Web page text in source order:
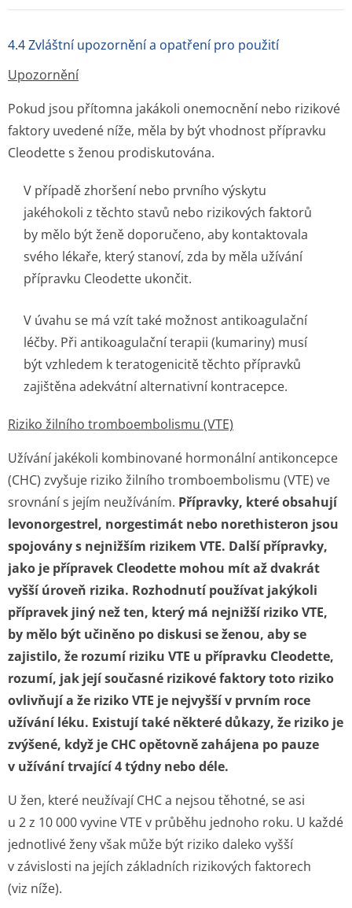
4.4 Zvláštní upozornění a opatření pro použití
Upozornění
Pokud jsou přítomna jakákoli onemocnění nebo rizikové
faktory uvedené níže, měla by být vhodnost přípravku
Cleodette s ženou prodiskutována.
V případě zhoršení nebo prvního výskytu
jakéhokoli z těchto stavů nebo rizikových faktorů
by mělo být ženě doporučeno, aby kontaktovala
svého lékaře, který stanoví, zda by měla užívání
přípravku Cleodette ukončit.
V úvahu se má vzít také možnost antikoagulační
léčby. Při antikoagulační terapii (kumariny) musí
být vzhledem k teratogenicitě těchto přípravků
zajištěna adekvátní alternativní kontracepce.
Riziko žilního tromboembolismu (VTE)
Užívání jakékoli kombinované hormonální antikoncepce
(CHC) zvyšuje riziko žilního tromboembolismu (VTE) ve
srovnání s jejím neužíváním. Přípravky, které obsahují
levonorgestrel, norgestimát nebo norethisteron jsou
spojovány s nejnižším rizikem VTE. Další přípravky,
jako je přípravek Cleodette mohou mít až dvakrát
vyšší úroveň rizika. Rozhodnutí používat jakýkoli
přípravek jiný než ten, který má nejnižší riziko VTE,
by mělo být učiněno po diskusi se ženou, aby se
zajistilo, že rozumí riziku VTE u přípravku Cleodette,
rozumí, jak její současné rizikové faktory toto riziko
ovlivňují a že riziko VTE je nejvyšší v prvním roce
užívání léku. Existují také některé důkazy, že riziko je
zvýšené, když je CHC opětovně zahájena po pauze
v užívání trvající 4 týdny nebo déle.
U žen, které neužívají CHC a nejsou těhotné, se asi
u 2 z 10 000 vyvine VTE v průběhu jednoho roku. U každé
jednotlivé ženy však může být riziko daleko vyšší
v závislosti na jejích základních rizikových faktorech
(viz níže).